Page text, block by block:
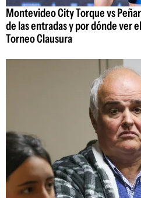
Montevideo City Torque vs
de las entradas y por dónde ver
Torneo Clausura